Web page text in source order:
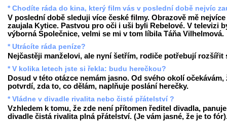
* Chodíte ráda do kina, který film vás v poslední době nejvíc
V poslední době sleduji více české filmy. Obrazově mě nejvíce
zaujala Kytice. Pastvou pro oči i uši byli Rebelové. V televizi
výborná Společnice, velmi se mi v tom líbila Táňa Vilhelmová.
* Utrácíte ráda peníze?
Nejčastěji manželovi, ale nyní šetřím, rodiče potřebují rozšířit
* V kolika letech jste si řekla: budu herečkou?
Dosud v této otázce nemám jasno. Od svého okolí očekávám,
potvrdí, zda to, co dělám, naplňuje poslání herečky.
* Vládne v divadle rivalita nebo čisté přátelství ?
Vzhledem k tomu, že zde není přítomen ředitel divadla,
divadle čistá rivalita plná přátelství. (Je vám jasné, že je to